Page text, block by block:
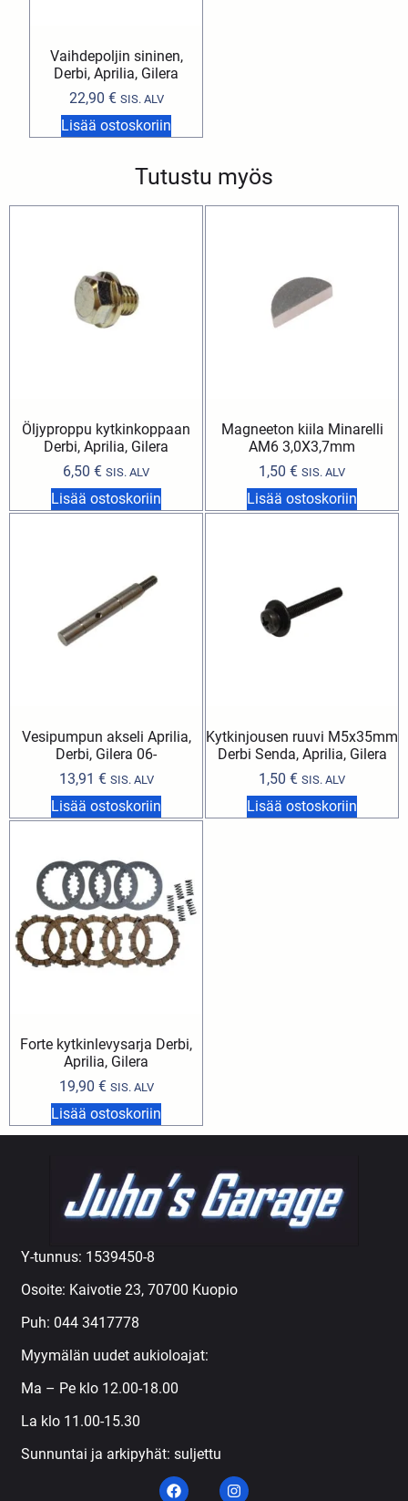
Vaihdepoljin sininen,
Derbi, Aprilia, Gilera
22,90 € SIS. ALV
Lisää ostoskoriin
Tutustu myös
Öljyproppu kytkinkoppaan
Derbi, Aprilia, Gilera
6,50 € SIS. ALV
Lisää ostoskoriin
Magneeton kiila Minarelli
AM6 3,0X3,7mm
1,50 € SIS. ALV
Lisää ostoskoriin
Vesipumpun akseli Aprilia,
Derbi, Gilera 06-
13,91 € SIS. ALV
Lisää ostoskoriin
Kytkinjousen ruuvi M5x35mm
Derbi Senda, Aprilia, Gilera
1,50 € SIS. ALV
Lisää ostoskoriin
Forte kytkinlevysarja Derbi,
Aprilia, Gilera
19,90 € SIS. ALV
Lisää ostoskoriin
Y-tunnus: 1539450-8
Osoite: Kaivotie 23, 70700 Kuopio
Puh: 044 3417778
Myymälän uudet aukioloajat:
Ma – Pe klo 12.00-18.00
La klo 11.00-15.30
Sunnuntai ja arkipyhät: suljettu